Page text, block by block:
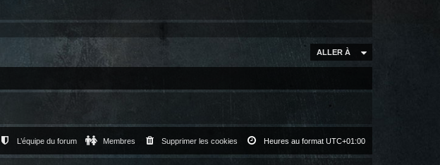
ALLER À
Heures au format UTC+01:00
Supprimer les cookies
Membres
L’équipe du forum